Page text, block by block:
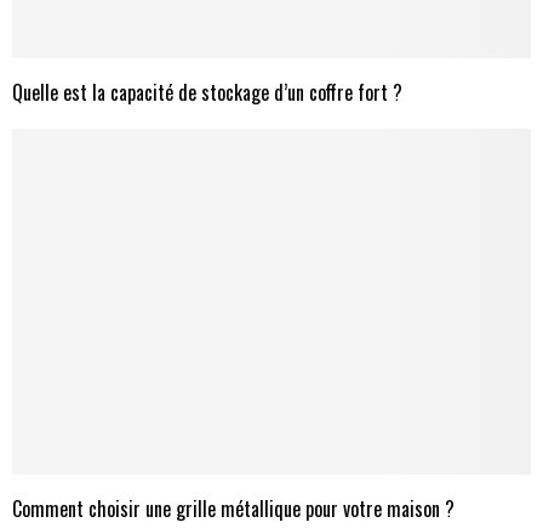
Quelle est la capacité de stockage d’un coffre fort ?
Comment choisir une grille métallique pour votre maison ?